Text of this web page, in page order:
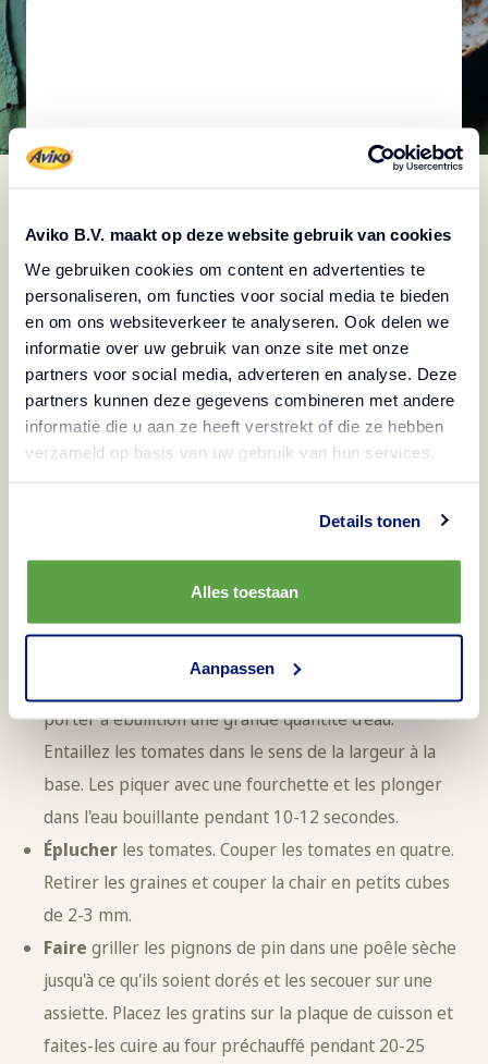
Aviko B.V. maakt op deze website gebruik van cookies
We gebruiken cookies om content en advertenties te
personaliseren, om functies voor social media te bieden
en om ons websiteverkeer te analyseren. Ook delen we
informatie over uw gebruik van onze site met onze
partners voor social media, adverteren en analyse. Deze
partners kunnen deze gegevens combineren met andere
informatie die u aan ze heeft verstrekt of die ze hebben
verzameld op basis van uw gebruik van hun services.
Details tonen
Alles toestaan
Aanpassen
Gratins Cream & Cheese
Authentique, comme si elle avait été faite à la
maison
Préparation
Temps de préparation : 40 minutes + four : 25 minutes
le four à 220 °C. Dans une casserole,
porter à ébullition une grande quantité d'eau.
Entaillez les tomates dans le sens de la largeur à la
base. Les piquer avec une fourchette et les plonger
dans l'eau bouillante pendant 10-12 secondes.
Éplucher les tomates. Couper les tomates en quatre.
Retirer les graines et couper la chair en petits cubes
de 2-3 mm.
Faire griller les pignons de pin dans une poêle sèche
jusqu'à ce qu'ils soient dorés et les secouer sur une
assiette. Placez les gratins sur la plaque de cuisson et
faites-les cuire au four préchauffé pendant 20-25